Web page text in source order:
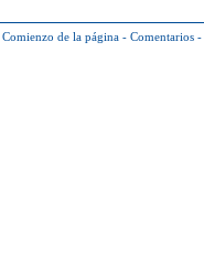
Comienzo de la página - Comentarios -